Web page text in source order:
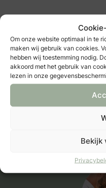
Om onze website optimaal in te
maken wij gebruik van cookies.
hebben wij toestemming nodig.
akkoord met het gebruik van
lezen in onze
Bekijk
Ietje Fotografie
Bekijk alle fotografie &